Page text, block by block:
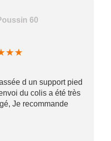
60
★★
d un support pied
du colis a été très
Je recommande